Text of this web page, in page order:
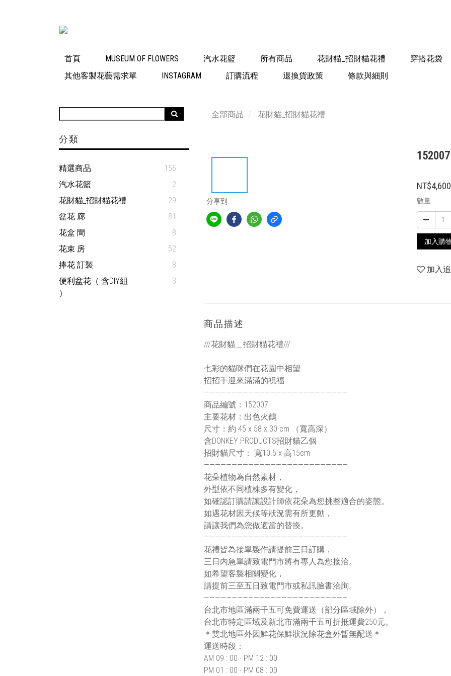
首頁 MUSEUM OF FLOWERS 汽水花籃 所有商品 花財貓_招財貓花禮 穿搭花袋
其他客製花藝需求單
INSTAGRAM 訂購流程 退換貨政策 條款與細則
分類
精選商品
156
汽水花籃
2
花財貓_招財貓花禮
29
盆花 廊
81
花盒 間
8
花束 房
52
捧花 訂製
8
便利盆花（ 含DIY組
）
3
全部商品 花財貓_招財貓花禮
分享到
152007
NT$4,600
數量
加入購
加入
商品描述
///花財貓＿招財貓花禮///
七彩的貓咪們在花園中相望
招招手迎來滿滿的祝福
——————————————————————————
商品編號：152007
主要花材：出色火鶴
尺寸：約 45 x 58 x 30 cm （寬高深）
含DONKEY PRODUCTS招財貓乙個
招財貓尺寸： 寬10.5 x 高15cm
——————————————————————————
花朵植物為自然素材，
外型依不同植株多有變化，
如確認訂購請讓設計師依花朵為您挑整適合的姿態。
如遇花材因天候等狀況需有所更動，
請讓我們為您做適當的替換。
——————————————————————————
花禮皆為接單製作請提前三日訂購，
三日內急單請致電門市將有專人為您接洽。
如希望客製相關變化，
請提前三至五日致電門市或私訊臉書洽詢。
——————————————————————————
台北市地區滿兩千五可免費運送（部分區域除外），
台北市特定區域及新北市滿兩千五可折抵運費250元。
＊雙北地區外因鮮花保鮮狀況除花盒外暫無配送＊
運送時段：
AM 09 : 00 - PM 12 : 00
PM 01 : 00 - PM 08 : 00